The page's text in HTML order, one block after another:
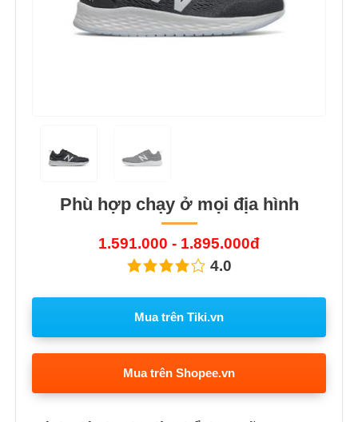
Phù hợp chạy ở mọi địa hình
1.591.000 - 1.895.000đ
4.0
Mua trên Tiki.vn
Mua trên Shopee.vn